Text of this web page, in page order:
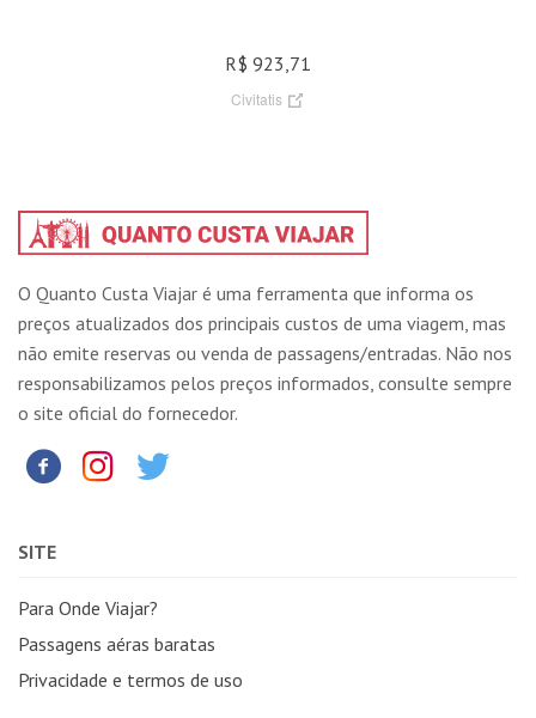
R$ 923,71
Civitatis
O Quanto Custa Viajar é uma ferramenta que informa os
preços atualizados dos principais custos de uma viagem, mas
não emite reservas ou venda de passagens/entradas. Não nos
responsabilizamos pelos preços informados, consulte sempre
o site oficial do fornecedor.
SITE
Para Onde Viajar?
Passagens aéras baratas
Privacidade e termos de uso